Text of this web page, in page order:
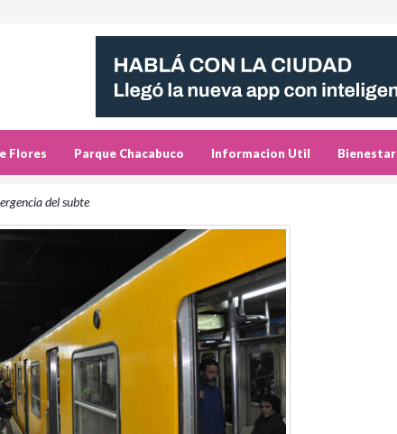
Flores Parque Chacabuco Informacion Util Bienestar
del subte